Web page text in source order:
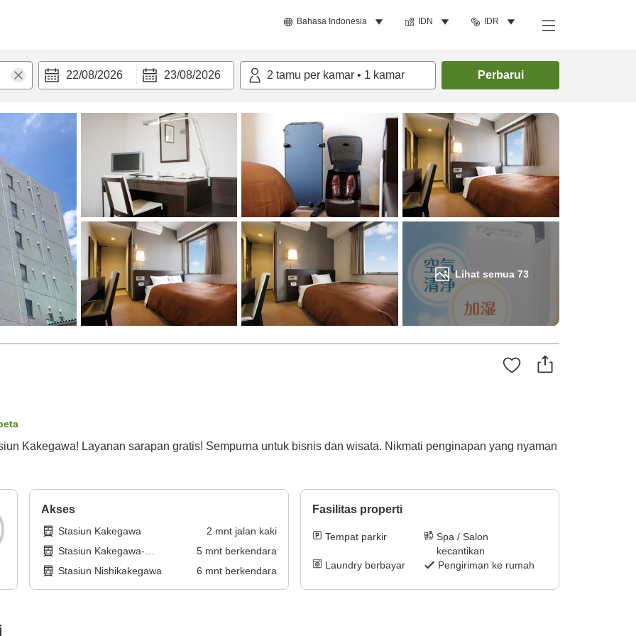
Bahasa Indonesia IDN IDR
22/08/2026 23/08/2026 2 tamu per kamar • 1 kamar Perbarui
Lihat semua 73
Cari kamar
Kakegawa! Layanan sarapan gratis! Sempurna untuk bisnis dan wisata. Nikmati penginapan yang nyaman
Akses
Stasiun Kakegawa 2 mnt jalan kaki
Stasiun Kakegawa-
Shiyakusho-mae
5mnt berkendara
Stasiun Nishikakegawa
6 mnt berkendara
Fasilitas properti
Tempat parkir
Spa / Salon
kecantikan
Laundry berbayar
Pengiriman ke rumah